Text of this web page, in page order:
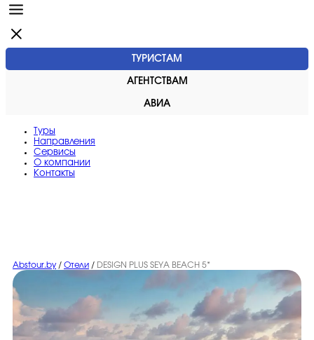
ТУРИСТАМ
АГЕНТСТВАМ
АВИА
Туры
Направления
Сервисы
O компании
Контакты
Abstour.by / Отели / DESIGN PLUS SEYA BEACH 5*